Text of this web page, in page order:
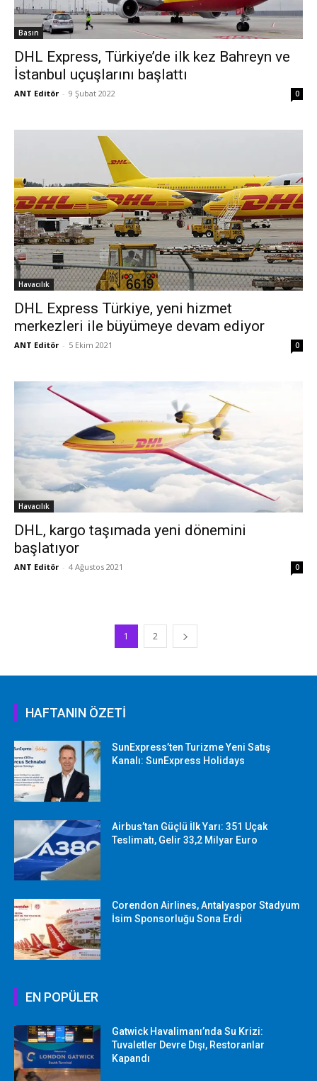
Basın
DHL Express, Türkiye’de ilk kez Bahreyn ve
İstanbul uçuşlarını başlattı
ANT Editör - 9 Şubat 2022 0
Havacılık
DHL Express Türkiye, yeni hizmet
merkezleri ile büyümeye devam ediyor
ANT Editör - 5 Ekim 2021 0
Havacılık
DHL, kargo taşımada yeni dönemini
başlatıyor
ANT Editör - 4 Ağustos 2021 0
1 2
HAFTANIN ÖZETİ
SunExpress’ten Turizme Yeni Satış
Kanalı: SunExpress Holidays
Airbus’tan Güçlü İlk Yarı: 351 Uçak
Teslimatı, Gelir 33,2 Milyar Euro
Corendon Airlines, Antalyaspor Stadyum
İsim Sponsorluğu Sona Erdi
EN POPÜLER
Gatwick Havalimanı’nda Su Krizi:
Tuvaletler Devre Dışı, Restoranlar
Kapandı